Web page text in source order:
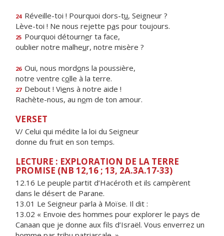
24 Réveille-toi ! Pourquoi dors-tu, Seigneur ?
Lève-toi ! Ne nous rejette pas pour toujours.
25 Pourquoi détourner ta face,
oublier notre malheur, notre misère ?
26 Oui, nous mordons la poussière,
notre ventre colle à la terre.
27 Debout ! Viens à notre aide !
Rachète-nous, au nom de ton amour.
VERSET
V/ Celui qui médite la loi du Seigneur
donne du fruit en son temps.
LECTURE : EXPLORATION DE LA TERRE
PROMISE (NB 12,16 ; 13, 2A.3A.17-33)
12.16 Le peuple partit d’Hacéroth et ils campèrent
dans le désert de Parane.
13.01 Le Seigneur parla à Moïse. Il dit :
13.02 « Envoie des hommes pour explorer le pays de
Canaan que je donne aux fils d’Israël. Vous enverrez un